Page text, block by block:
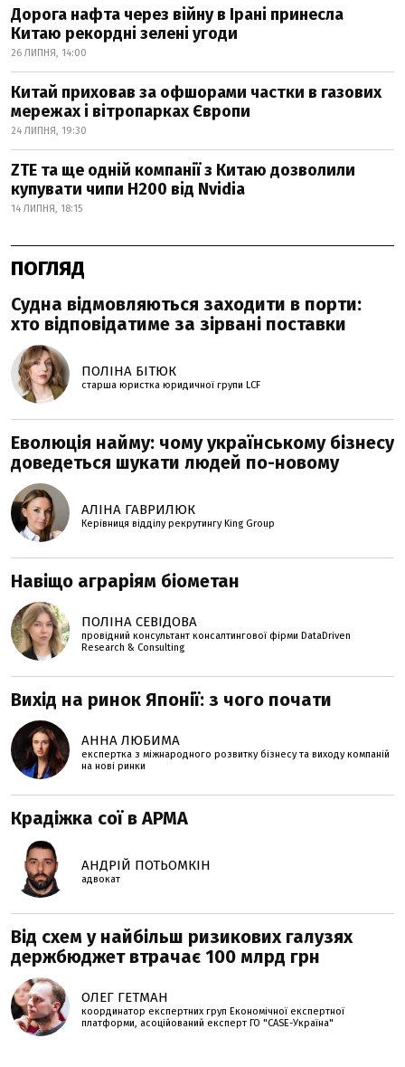
Дорога нафта через війну в Ірані принесла
Китаю рекордні зелені угоди
26 ЛИПНЯ, 14:00
Китай приховав за офшорами частки в газових
мережах і вітропарках Європи
24 ЛИПНЯ, 19:30
ZTE та ще одній компанії з Китаю дозволили
купувати чипи H200 від Nvidia
14 ЛИПНЯ, 18:15
ПОГЛЯД
Судна відмовляються заходити в порти:
хто відповідатиме за зірвані поставки
ПОЛІНА БІТЮК
старша юристка юридичної групи LCF
Еволюція найму: чому українському бізнесу
доведеться шукати людей по-новому
АЛІНА ГАВРИЛЮК
Керівниця відділу рекрутингу King Group
Навіщо аграріям біометан
ПОЛІНА СЕВІДОВА
провідний консультант консалтингової фірми DataDriven
Research & Consulting
Вихід на ринок Японії: з чого почати
АННА ЛЮБИМА
експертка з міжнародного розвитку бізнесу та виходу компаній
на нові ринки
Крадіжка сої в АРМА
АНДРІЙ ПОТЬОМКІН
адвокат
Від схем у найбільш ризикових галузях
держбюджет втрачає 100 млрд грн
ОЛЕГ ГЕТМАН
координатор експертних груп Економічної експертної
платформи, асоційований експерт ГО "CASE-Україна"